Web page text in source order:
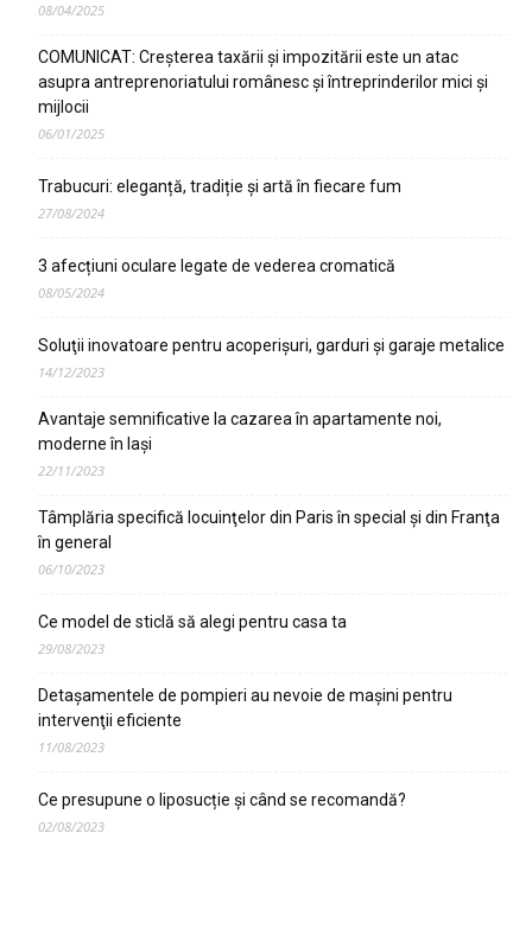
08/04/2025
COMUNICAT: Creșterea taxării și impozitării este un atac
asupra antreprenoriatului românesc și întreprinderilor mici și
mijlocii
06/01/2025
Trabucuri: eleganță, tradiție și artă în fiecare fum
27/08/2024
3 afecțiuni oculare legate de vederea cromatică
08/05/2024
Soluţii inovatoare pentru acoperişuri, garduri şi garaje metalice
14/12/2023
Avantaje semnificative la cazarea în apartamente noi,
moderne în Iaşi
22/11/2023
Tâmplăria specifică locuinţelor din Paris în special şi din Franţa
în general
06/10/2023
Ce model de sticlă să alegi pentru casa ta
29/08/2023
Detaşamentele de pompieri au nevoie de maşini pentru
intervenţii eficiente
11/08/2023
Ce presupune o liposucție și când se recomandă?
02/08/2023